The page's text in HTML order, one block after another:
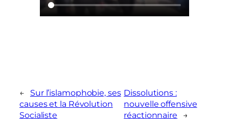
←
Sur l’islamophobie, ses
causes et la Révolution
Socialiste
Dissolutions :
nouvelle offensive
réactionnaire
→